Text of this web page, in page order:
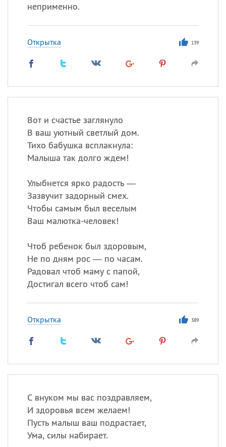
неприменно.
Открытка 139
Вот и счастье заглянуло
В ваш уютный светлый дом.
Тихо бабушка всплакнула:
Малыша так долго ждем!
Улыбнется ярко радость —
Зазвучит задорный смех.
Чтобы самым был веселым
Ваш малютка-человек!
Чтоб ребенок был здоровым,
Не по дням рос — по часам.
Радовал чтоб маму с папой,
Достигал всего чтоб сам!
Открытка 389
С внуком мы вас поздравляем,
И здоровья всем желаем!
Пусть малыш ваш подрастает,
Ума, силы набирает.